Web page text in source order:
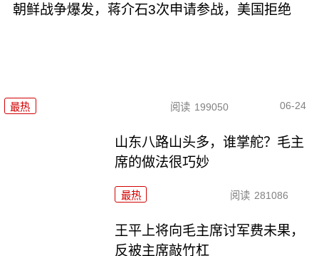
朝鲜战争爆发，蒋介石3次申请参战，美国拒绝
最热 阅读 199050 06-24
山东八路山头多，谁掌舵？毛主
席的做法很巧妙
最热 阅读 281086
王平上将向毛主席讨军费未果，
反被主席敲竹杠